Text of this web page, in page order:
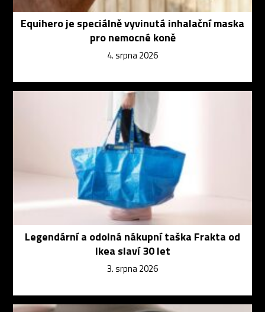
Equihero je speciálně vyvinutá inhalační maska
pro nemocné koně
4. srpna 2026
Legendární a odolná nákupní taška Frakta od
Ikea slaví 30 let
3. srpna 2026